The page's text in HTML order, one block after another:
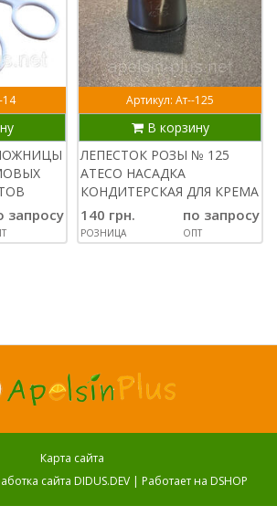
запросу
Артикул: Ат--125
В корзину
ЛЕПЕСТОК РОЗЫ № 125
ATECO НАСАДКА
КОНДИТЕРСКАЯ ДЛЯ КРЕМА
140 грн.
РОЗНИЦА
по запросу
ОПТ
Карта сайта
сайта DIDUS.DEV | Работает на DSHOP